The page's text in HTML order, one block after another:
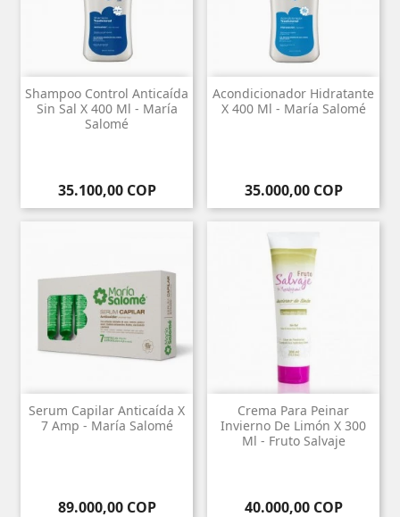
Shampoo Control Anticaída
Sin Sal X 400 Ml - María
Salomé
Precio
35.100,00 COP
Acondicionador Hidratante
X 400 Ml - María Salomé
Precio
35.000,00 COP
Serum Capilar Anticaída X
7 Amp - María Salomé
Precio
89.000,00 COP
Crema Para Peinar
Invierno De Limón X 300
Ml - Fruto Salvaje
Precio
40.000,00 COP